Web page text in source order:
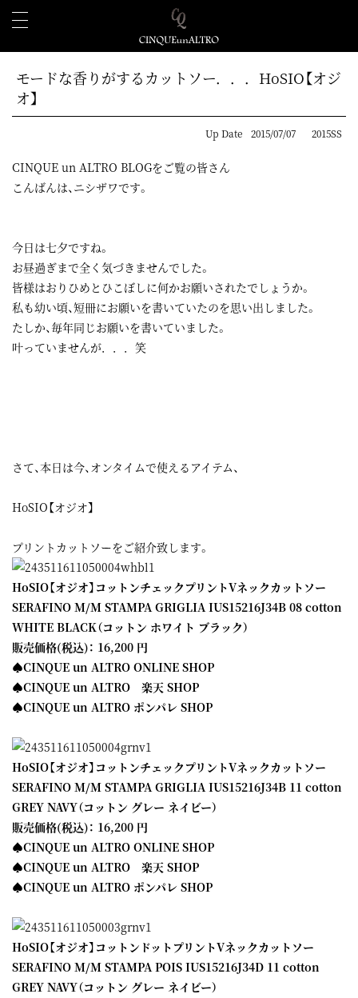
モードな香りがするカットソー．．．HoSIO【オジ
オ】
Up Date 2015/07/07 2015SS
CINQUE un ALTRO BLOGをご覧の皆さん
こんばんは、ニシザワです。
今日は七夕ですね。
お昼過ぎまで全く気づきませんでした。
皆様はおりひめとひこぼしに何かお願いされたでしょうか。
私も幼い頃、短冊にお願いを書いていたのを思い出しました。
たしか、毎年同じお願いを書いていました。
叶っていませんが．．．笑
さて、本日は今、オンタイムで使えるアイテム、
HoSIO【オジオ】
プリントカットソーをご紹介致します。
HoSIO【オジオ】コットンチェックプリントVネックカットソー
SERAFINO M/M STAMPA GRIGLIA IUS15216J34B 08 cotton
WHITE BLACK（コットン ホワイト ブラック）
販売価格(税込)： 16,200 円
♠CINQUE un ALTRO ONLINE SHOP
♠CINQUE un ALTRO 楽天 SHOP
♠CINQUE un ALTRO ポンパレ SHOP
HoSIO【オジオ】コットンチェックプリントVネックカットソー
SERAFINO M/M STAMPA GRIGLIA IUS15216J34B 11 cotton
GREY NAVY（コットン グレー ネイビー）
販売価格(税込)： 16,200 円
♠CINQUE un ALTRO ONLINE SHOP
♠CINQUE un ALTRO 楽天 SHOP
♠CINQUE un ALTRO ポンパレ SHOP
HoSIO【オジオ】コットンドットプリントVネックカットソー
SERAFINO M/M STAMPA POIS IUS15216J34D 11 cotton
GREY NAVY（コットン グレー ネイビー）